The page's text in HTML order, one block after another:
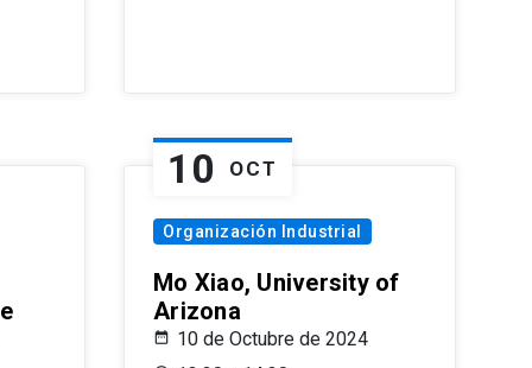
10 OCT
Organización Industrial
Mo Xiao, University of
Arizona
10 de Octubre de 2024